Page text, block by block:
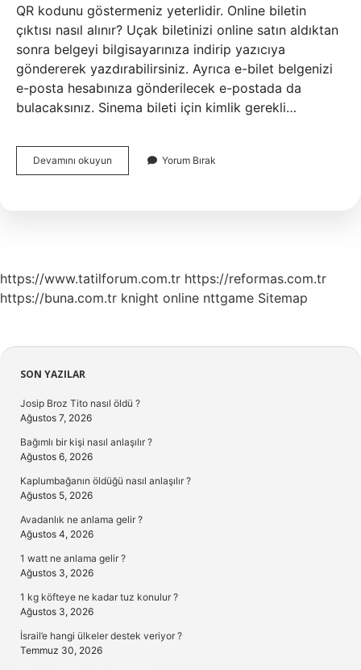
QR kodunu göstermeniz yeterlidir. Online biletin
çıktısı nasıl alınır? Uçak biletinizi online satın aldıktan
sonra belgeyi bilgisayarınıza indirip yazıcıya
göndererek yazdırabilirsiniz. Ayrıca e-bilet belgenizi
e-posta hesabınıza gönderilecek e-postada da
bulacaksınız. Sinema bileti için kimlik gerekli…
Devamını okuyun İNternetten
Sinema
Yorum Bırak
https://www.tatilforum.com.tr https://reformas.com.tr
https://buna.com.tr knight online nttgame Sitemap
Sidebar
SON YAZILAR
Josip Broz Tito nasıl öldü ?
Ağustos 7, 2026
Bağımlı bir kişi nasıl anlaşılır ?
Ağustos 6, 2026
Kaplumbağanın öldüğü nasıl anlaşılır ?
Ağustos 5, 2026
Avadanlık ne anlama gelir ?
Ağustos 4, 2026
1 watt ne anlama gelir ?
Ağustos 3, 2026
1 kg köfteye ne kadar tuz konulur ?
Ağustos 3, 2026
İsrail’e hangi ülkeler destek veriyor ?
Temmuz 30, 2026